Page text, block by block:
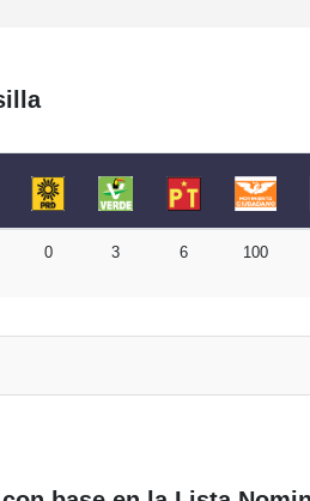
0 3 6 100